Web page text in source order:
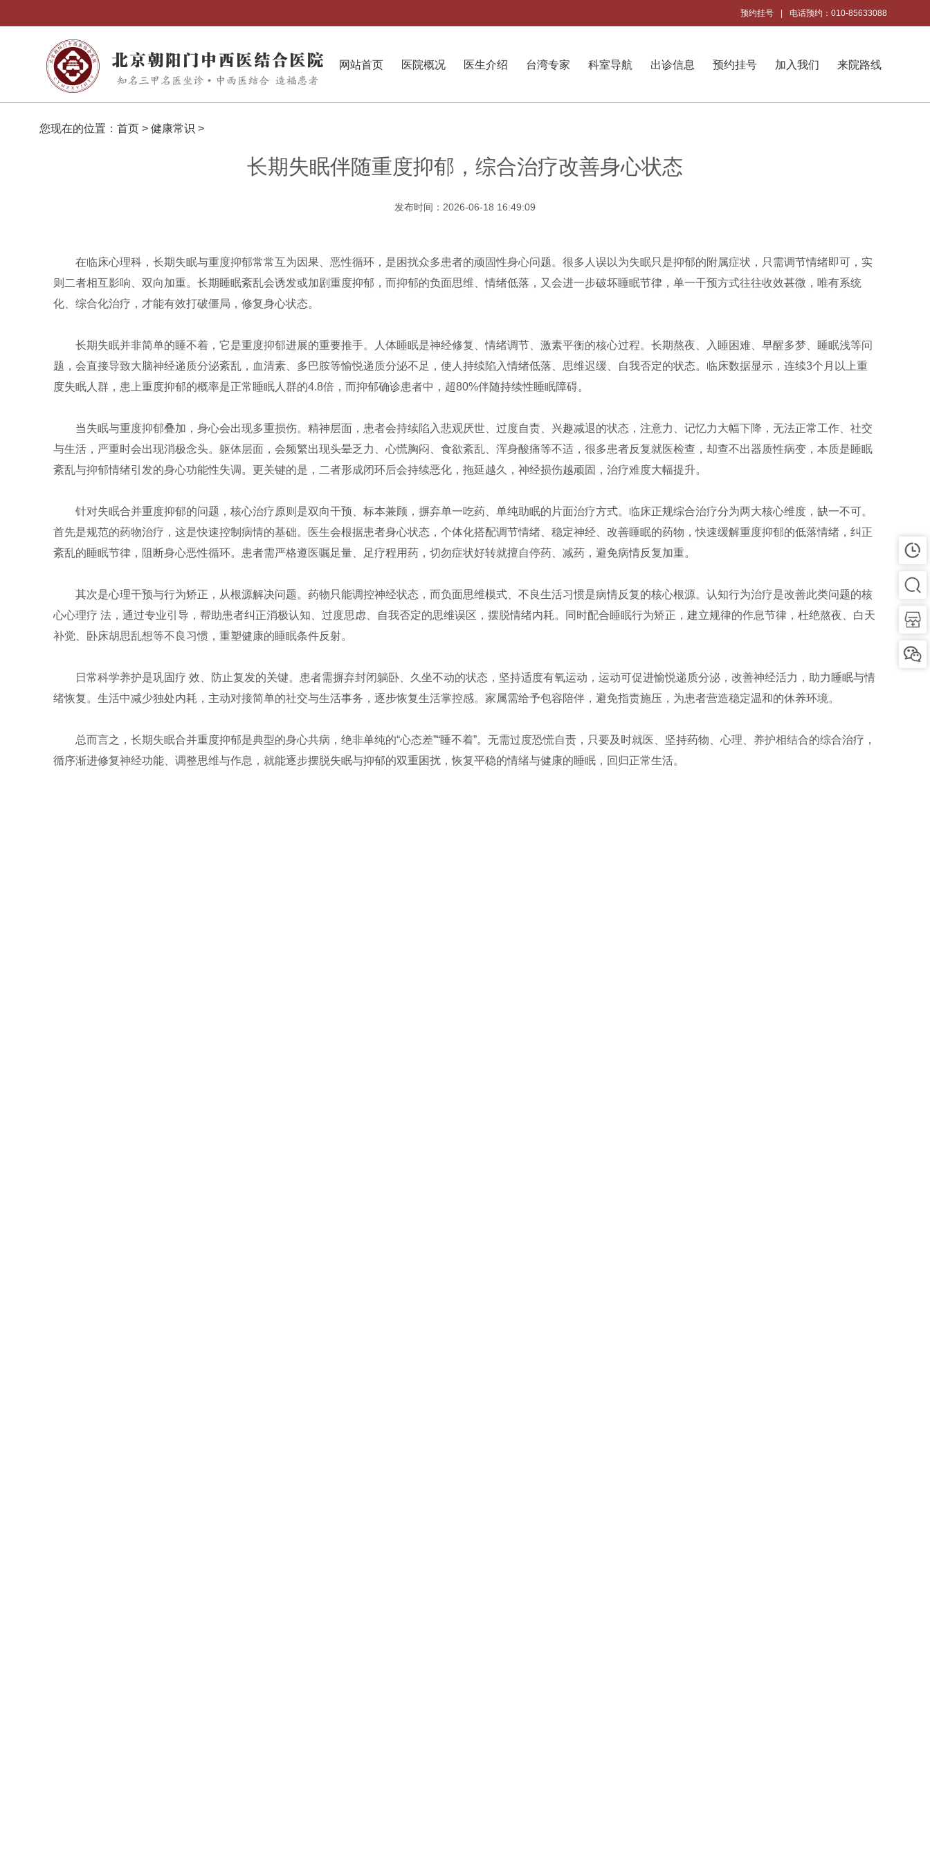
电话预约：010-85633088
预约挂号
网站首页 医院概况 医生介绍 台湾专家 科室导航 出诊信息 预约挂号 加入我们 来院路线
您现在的位置： 首页 > 健康常识 >
长期失眠伴随重度抑郁，综合治疗改善身心状态
发布时间：2026-06-18 16:49:09
在临床心理科，长期失眠与重度抑郁常常互为因果、恶性循环，是困扰众多患者的顽固性身心问题。很多人误以为失眠只是抑郁的附属症状，只需调节情绪即可，实
则二者相互影响、双向加重。长期睡眠紊乱会诱发或加剧重度抑郁，而抑郁的负面思维、情绪低落，又会进一步破坏睡眠节律，单一干预方式往往收效甚微，唯有系统
化、综合化治疗，才能有效打破僵局，修复身心状态。
长期失眠并非简单的睡不着，它是重度抑郁进展的重要推手。人体睡眠是神经修复、情绪调节、激素平衡的核心过程。长期熬夜、入睡困难、早醒多梦、睡眠浅等问
题，会直接导致大脑神经递质分泌紊乱，血清素、多巴胺等愉悦递质分泌不足，使人持续陷入情绪低落、思维迟缓、自我否定的状态。临床数据显示，连续3个月以上重
度失眠人群，患上重度抑郁的概率是正常睡眠人群的4.8倍，而抑郁确诊患者中，超80%伴随持续性睡眠障碍。
当失眠与重度抑郁叠加，身心会出现多重损伤。精神层面，患者会持续陷入悲观厌世、过度自责、兴趣减退的状态，注意力、记忆力大幅下降，无法正常工作、社交
与生活，严重时会出现消极念头。躯体层面，会频繁出现头晕乏力、心慌胸闷、食欲紊乱、浑身酸痛等不适，很多患者反复就医检查，却查不出器质性病变，本质是睡眠
紊乱与抑郁情绪引发的身心功能性失调。更关键的是，二者形成闭环后会持续恶化，拖延越久，神经损伤越顽固，治疗难度大幅提升。
针对失眠合并重度抑郁的问题，核心治疗原则是双向干预、标本兼顾，摒弃单一吃药、单纯助眠的片面治疗方式。临床正规综合治疗分为两大核心维度，缺一不可。
首先是规范的药物治疗，这是快速控制病情的基础。医生会根据患者身心状态，个体化搭配调节情绪、稳定神经、改善睡眠的药物，快速缓解重度抑郁的低落情绪，纠正
紊乱的睡眠节律，阻断身心恶性循环。患者需严格遵医嘱足量、足疗程用药，切勿症状好转就擅自停药、减药，避免病情反复加重。
其次是心理干预与行为矫正，从根源解决问题。药物只能调控神经状态，而负面思维模式、不良生活习惯是病情反复的核心根源。认知行为治疗是改善此类问题的核
心心理疗 法，通过专业引导，帮助患者纠正消极认知、过度思虑、自我否定的思维误区，摆脱情绪内耗。同时配合睡眠行为矫正，建立规律的作息节律，杜绝熬夜、白天
补觉、卧床胡思乱想等不良习惯，重塑健康的睡眠条件反射。
日常科学养护是巩固疗 效、防止复发的关键。患者需摒弃封闭躺卧、久坐不动的状态，坚持适度有氧运动，运动可促进愉悦递质分泌，改善神经活力，助力睡眠与情
绪恢复。生活中减少独处内耗，主动对接简单的社交与生活事务，逐步恢复生活掌控感。家属需给予包容陪伴，避免指责施压，为患者营造稳定温和的休养环境。
总而言之，长期失眠合并重度抑郁是典型的身心共病，绝非单纯的“心态差”“睡不着”。无需过度恐慌自责，只要及时就医、坚持药物、心理、养护相结合的综合治疗，
循序渐进修复神经功能、调整思维与作息，就能逐步摆脱失眠与抑郁的双重困扰，恢复平稳的情绪与健康的睡眠，回归正常生活。